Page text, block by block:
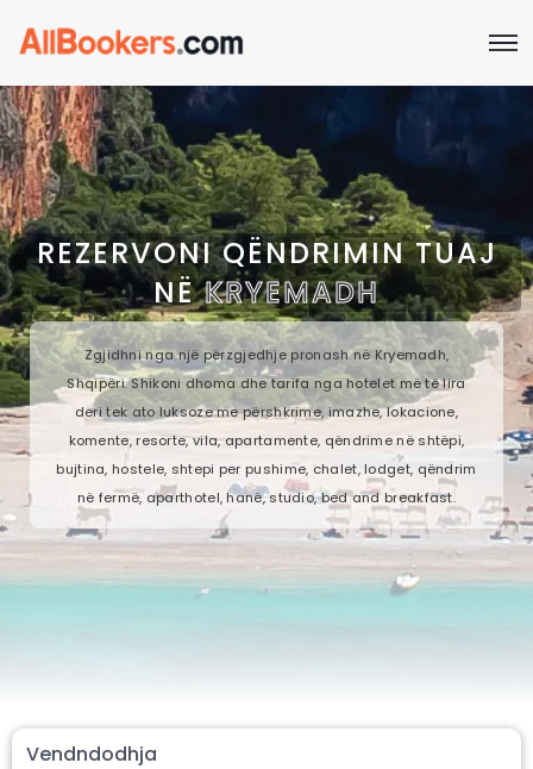
REZERVONI QËNDRIMIN TUAJ
NËKRYEMADH
Zgjidhni nga një përzgjedhje pronash në Kryemadh,
Shqipëri. Shikoni dhoma dhe tarifa nga hotelet më të lira
deri tek ato luksoze me përshkrime, imazhe, lokacione,
komente, resorte, vila, apartamente, qëndrime në shtëpi,
bujtina, hostele, shtepi per pushime, chalet, lodget, qëndrim
në fermë, aparthotel, hanë, studio, bed and breakfast.
Vendndodhja